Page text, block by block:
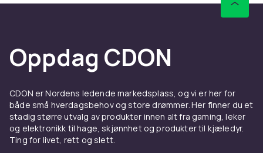
finner du elektronikktilbehør til alle enheter og
tilbehørene. HDMI-kabler til TV og skjerm,
USB-C til lading og dataoverføring samt Cat6-
er hverdagsnødvendigheter. Strømprodukter
inkluderer batterier, powerbanks, grenstikk
med overspenningsvern, nettadaptere og
UPS-nødstrømsenheter.
Oppdag CDON
CDON er Nordens ledende markedsplass, og vi er her for
både små hverdagsbehov og store drømmer. Her finner du et
stadig større utvalg av produkter innen alt fra gaming, leker
og elektronikk til hage, skjønnhet og produkter til kjæledyr.
Ting for livet, rett og slett.